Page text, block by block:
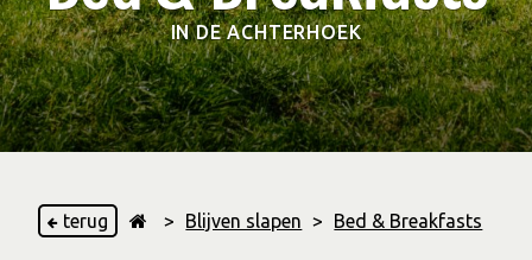
IN DE ACHTERHOEK
terug > Blijven slapen > Bed & Breakfasts